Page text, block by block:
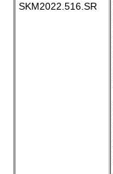
SKM2022.516.SR